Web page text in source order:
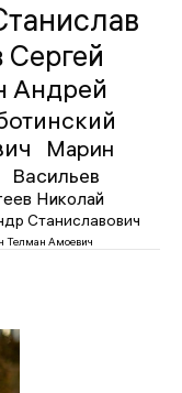
Сергей
Андрей
Марин
Васильев
Николай
Станиславович
Телман Амоевич